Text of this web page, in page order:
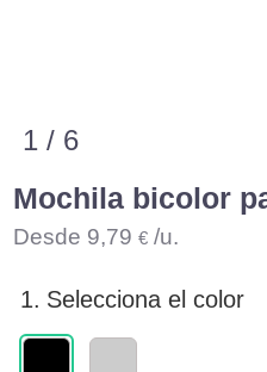
1 / 6
Mochila bicolor
Desde 9,79 € /u.
1. Selecciona el color